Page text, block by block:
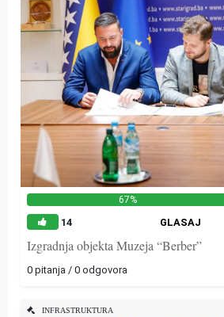
67%
14 GLASAJ
Izgradnja objekta Muzeja “Berber”
0 pitanja / 0 odgovora
INFRASTRUKTURA